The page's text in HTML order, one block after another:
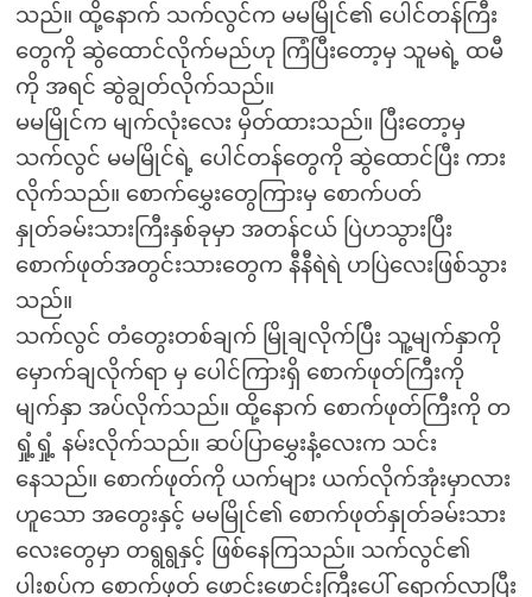
သည်။ ထို့နောက် သက်လွင်က မမမြိုင်၏ ပေါင်တန်ကြီး
တွေကို ဆွဲထောင်လိုက်မည်ဟု ကြံပြီးတော့မှ သူမရဲ့ ထမီ
ကို အရင် ဆွဲချွတ်လိုက်သည်။
မမမြိုင်က မျက်လုံးလေး မှိတ်ထားသည်။ ပြီးတော့မှ
သက်လွင် မမမြိုင်ရဲ့ ပေါင်တန်တွေကို ဆွဲထောင်ပြီး ကား
လိုက်သည်။ စောက်မွှေးတွေကြားမှ စောက်ပတ်
နှုတ်ခမ်းသားကြီးနှစ်ခုမှာ အတန်ငယ် ပြဲဟသွားပြီး
စောက်ဖုတ်အတွင်းသားတွေက နီနီရဲရဲ ဟပြဲလေးဖြစ်သွား
သည်။
သက်လွင် တံတွေးတစ်ချက် မြိုချလိုက်ပြီး သူ့မျက်နှာကို
မှောက်ချလိုက်ရာ မှ ပေါင်ကြားရှိ စောက်ဖုတ်ကြီးကို
မျက်နှာ အပ်လိုက်သည်။ ထို့နောက် စောက်ဖုတ်ကြီးကို တ
ရှုံ့ရှုံ့ နမ်းလိုက်သည်။ ဆပ်ပြာမွှေးနံ့လေးက သင်း
နေသည်။ စောက်ဖုတ်ကို ယက်များ ယက်လိုက်အုံးမှာလား
ဟူသော အတွေးနှင့် မမမြိုင်၏ စောက်ဖုတ်နှုတ်ခမ်းသား
လေးတွေမှာ တရွရွနှင့် ဖြစ်နေကြသည်။ သက်လွင်၏
ပါးစပ်က စောက်ဖုတ် ဖောင်းဖောင်းကြီးပေါ် ရောက်လာပြီး